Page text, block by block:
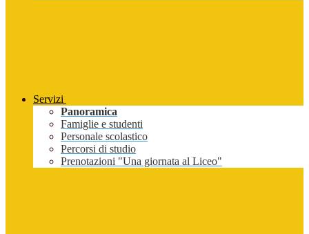
Servizi
Panoramica
Famiglie e studenti
Personale scolastico
Percorsi di studio
Prenotazioni "Una giornata al Liceo"